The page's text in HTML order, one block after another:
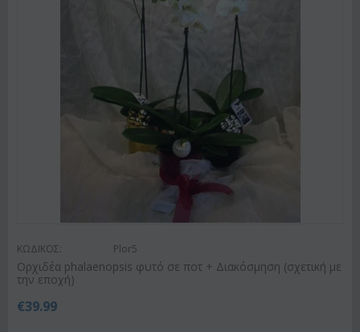
ΚΩΔΙΚΟΣ: Plor5
Ορχιδέα phalaenopsis φυτό σε ποτ + Διακόσμηση (σχετική με
την εποχή)
€39.99